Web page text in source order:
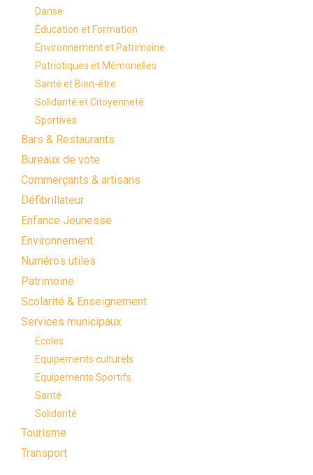
Danse
Éducation et Formation
Environnement et Patrimoine
Patriotiques et Mémorielles
Santé et Bien-être
Solidarité et Citoyenneté
Sportives
Bars & Restaurants
Bureaux de vote
Commerçants & artisans
Défibrillateur
Enfance Jeunesse
Environnement
Numéros utiles
Patrimoine
Scolarité & Enseignement
Services municipaux
Ecoles
Equipements culturels
Equipements Sportifs
Santé
Solidarité
Tourisme
Transport